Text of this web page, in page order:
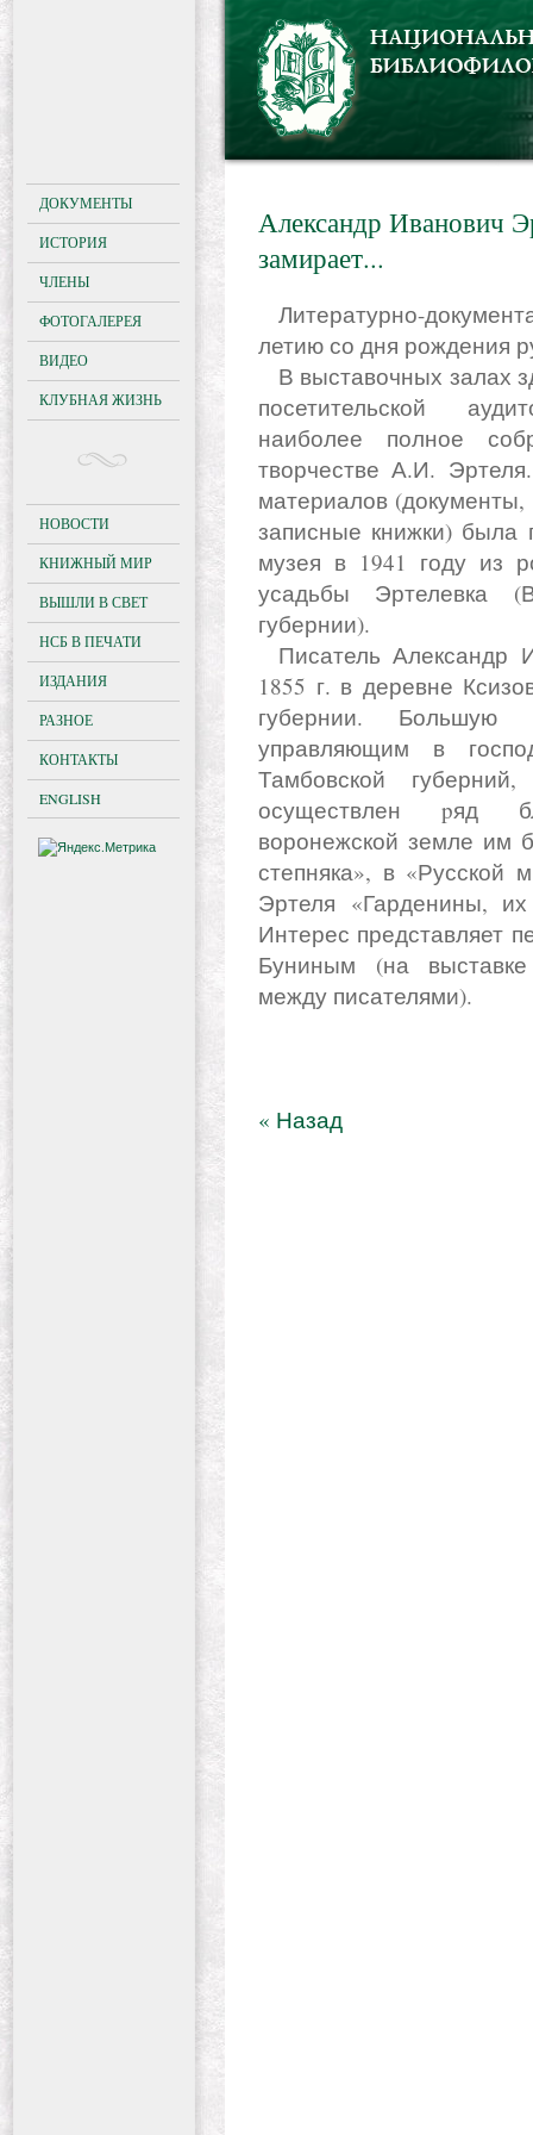
Александр Иванович
замирает...
Литературно-документальная выставка приурочена к 160-
летию со дня рождения
В выставочных залах здания Мещанской управы широкой
посетительской
наиболее полное
творчестве А.И.
материалов (документы,
записные книжки) была
музея в 1941 году из
усадьбы Эртелевка
губернии).
Писатель Александр Иванович Эртель родился 7 июля
1855 г. в деревне
губернии.
управляющим в
Тамбовской
осуществлен pяд
воронежской земле им
степняка», в «Русской
Эртеля «Гарденины,
Интерес представляет
Буниным (на выставке
между писателями).
« Назад
ДОКУМЕНТЫ
ИСТОРИЯ
ЧЛЕНЫ
ФОТОГАЛЕРЕЯ
ВИДЕО
КЛУБНАЯ ЖИЗНЬ
НОВОСТИ
КНИЖНЫЙ МИР
ВЫШЛИ В СВЕТ
НСБ В ПЕЧАТИ
ИЗДАНИЯ
РАЗНОЕ
КОНТАКТЫ
ENGLISH